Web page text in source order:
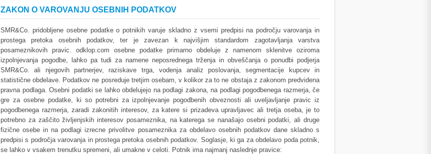
ZAKON O VAROVANJU OSEBNIH PODATKOV
SMR&Co. pridobljene osebne podatke o potnikih varuje skladno z vsemi predpisi na področju varovanja in
prostega pretoka osebnih podatkov, ter je zavezan k najvišjim standardom zagotavljanja varstva
posameznikovih pravic. odklop.com osebne podatke primarno obdeluje z namenom sklenitve oziroma
izpolnjevanja pogodbe, lahko pa tudi za namene neposrednega trženja in obveščanja o ponudbi podjerja
SMR&Co. ali njegovih partnerjev, raziskave trga, vodenja analiz poslovanja, segmentacije kupcev in
statistične obdelave. Podatkov ne posreduje tretjim osebam, v kolikor za to ne obstaja z zakonom predvidena
pravna podlaga. Osebni podatki se lahko obdelujejo na podlagi zakona, na podlagi pogodbenega razmerja, če
gre za osebne podatke, ki so potrebni za izpolnjevanje pogodbenih obveznosti ali uveljavljanje pravic iz
pogodbenega razmerja, zaradi zakonitih interesov, za katere si prizadeva upravljavec ali tretja oseba, je to
potrebno za zaščito življenjskih interesov posameznika, na katerega se nanašajo osebni podatki, ali druge
fizične osebe in na podlagi izrecne privolitve posameznika za obdelavo osebnih podatkov dane skladno s
predpisi s področja varovanja in prostega pretoka osebnih podatkov. Soglasje, ki ga za obdelavo poda potnik,
se lahko v vsakem trenutku spremeni, ali umakne v celoti. Potnik ima najmanj naslednje pravice: